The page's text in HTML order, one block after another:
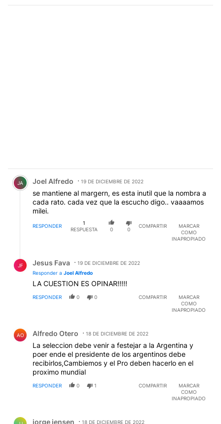
Comentario de Joel Alfredo.
JA Joel Alfredo 19 DE DICIEMBRE DE 2022
se mantiene al margern, es esta inutil que la nombra a
cada rato. cada vez que la escucho digo.. vaaaamos
milei.
RESPONDER
1
RESPUESTA
0 0
COMPARTIR
MARCAR
COMO
INAPROPIADO
JF Jesus Fava
19 DE DICIEMBRE DE 2022
Responder a Joel Alfredo
LA CUESTION ES OPINAR!!!!!
RESPONDER 0 0 COMPARTIR
MARCAR
COMO
INAPROPIADO
AO Alfredo Otero 18 DE DICIEMBRE DE 2022
La seleccion debe venir a festejar a la Argentina y
poer ende el presidente de los argentinos debe
recibirlos,Cambiemos y el Pro deben hacerlo en el
proximo mundial
RESPONDER 0 1 COMPARTIR
MARCAR
COMO
INAPROPIADO
jorge jensen 18 DE DICIEMBRE DE 2022